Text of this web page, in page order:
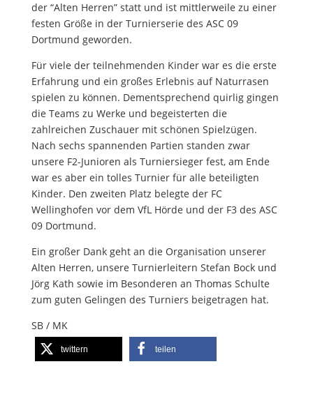
der “Alten Herren” statt und ist mittlerweile zu einer
festen Größe in der Turnierserie des ASC 09
Dortmund geworden.
Für viele der teilnehmenden Kinder war es die erste
Erfahrung und ein großes Erlebnis auf Naturrasen
spielen zu können. Dementsprechend quirlig gingen
die Teams zu Werke und begeisterten die
zahlreichen Zuschauer mit schönen Spielzügen.
Nach sechs spannenden Partien standen zwar
unsere F2-Junioren als Turniersieger fest, am Ende
war es aber ein tolles Turnier für alle beteiligten
Kinder. Den zweiten Platz belegte der FC
Wellinghofen vor dem VfL Hörde und der F3 des ASC
09 Dortmund.
Ein großer Dank geht an die Organisation unserer
Alten Herren, unsere Turnierleitern Stefan Bock und
Jörg Kath sowie im Besonderen an Thomas Schulte
zum guten Gelingen des Turniers beigetragen hat.
SB / MK
twittern teilen